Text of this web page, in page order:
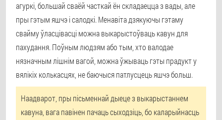
агуркі, большай сваёй часткай ён складаецца з вады, але
пры гэтым яшчэ і салодкі. Менавіта дзякуючы гэтаму
свайму ўласцівасці можна выкарыстоўваць кавун для
пахудання. Поўным людзям або тым, хто валодае
нязначным лішнім вагой, можна ўжываць гэты прадукт у
вялікіх колькасцях, не баючыся патлусцець яшчэ больш.
Наадварот, пры пісьменнай дыеце з выкарыстаннем
кавуна, вага павінен пачаць сыходзіць, бо каларыйнасць